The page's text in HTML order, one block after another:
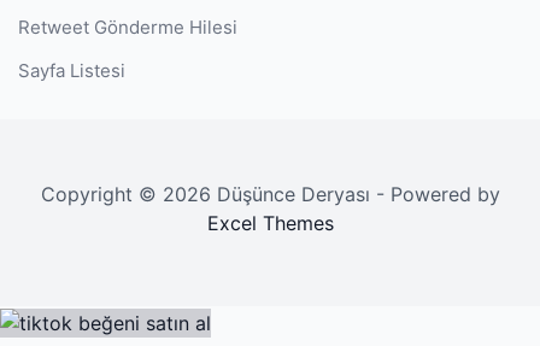
Retweet Gönderme Hilesi
Sayfa Listesi
Copyright © 2026 Düşünce Deryası - Powered by
Excel Themes